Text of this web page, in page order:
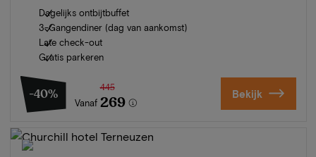
Dagelijks ontbijtbuffet
3-Gangendiner (dag van aankomst)
Late check-out
Gratis parkeren
-40%
Vanaf
445
269 Bekijk